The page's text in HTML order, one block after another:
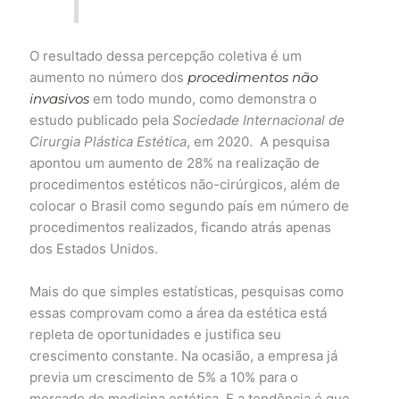
O resultado dessa percepção coletiva é um
aumento no número dosprocedimentos não
invasivos em todo mundo, como demonstra o
estudo publicado pelaSociedade Internacional de
Cirurgia Plástica Estética, em 2020. A pesquisa
apontou um aumento de 28% na realização de
procedimentos estéticos não-cirúrgicos, além de
colocar o Brasil como segundo país em número de
procedimentos realizados, ficando atrás apenas
dos Estados Unidos.
Mais do que simples estatísticas, pesquisas como
essas comprovam como a área da estética está
repleta de oportunidades e justifica seu
crescimento constante. Na ocasião, a empresa já
previa um crescimento de 5% a 10% para o